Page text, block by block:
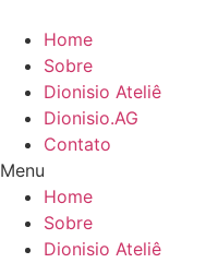
para
conteúdo
Home
Sobre
Dionisio Ateliê
Dionisio.AG
Contato
Menu
Home
Sobre
Dionisio Ateliê